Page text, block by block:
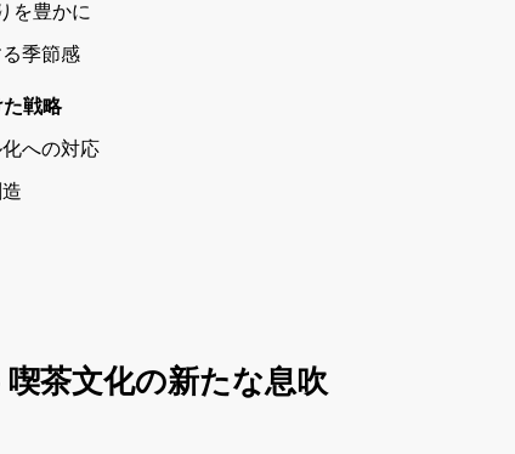
を豊かに
季節感
戦略
への対応
茶文化の新たな息吹